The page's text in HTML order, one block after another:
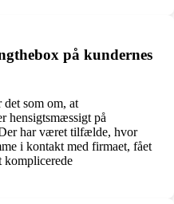
på kundernes
som om, at
hensigtsmæssigt på
har været tilfælde, hvor
i kontakt med firmaet, fået
komplicerede